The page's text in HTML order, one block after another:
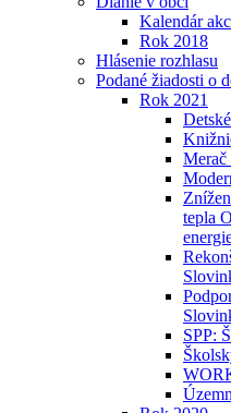
Kalendár
Rok 2018
Hlásenie rozhlasu
Podané žiadosti o
Rok 2021
Merač
tepla
SPP: